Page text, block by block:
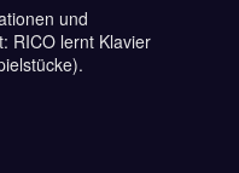
und
RICO lernt Klavier